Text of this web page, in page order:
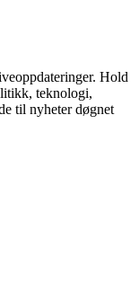
Hold
teknologi,
til nyheter døgnet